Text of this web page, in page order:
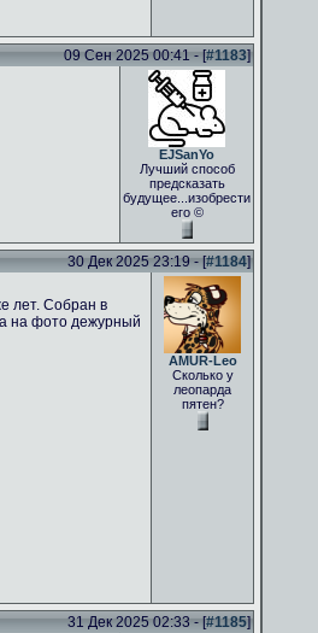
09 Сен 2025 00:41 - [#1183]
EJSanYo
Лучший способ
предсказать
будущее...изобрести
его ©
30 Дек 2025 23:19 - [#1184]
лет. Собран в
на фото дежурный
AMUR-Leo
Сколько у
леопарда
пятен?
31 Дек 2025 02:33 - [#1185]